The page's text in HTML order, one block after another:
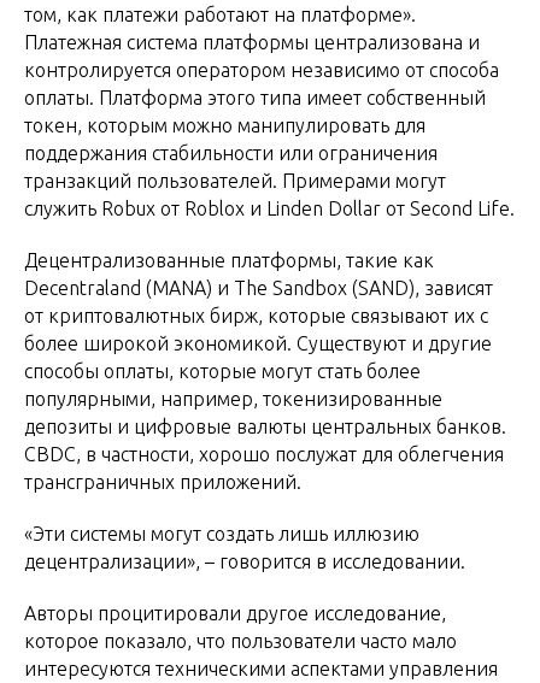
том, как платежи работают на платформе».
Платежная система платформы централизована и
контролируется оператором независимо от способа
оплаты. Платформа этого типа имеет собственный
токен, которым можно манипулировать для
поддержания стабильности или ограничения
транзакций пользователей. Примерами могут
служить Robux от Roblox и Linden Dollar от Second Life.
Децентрализованные платформы, такие как
Decentraland (MANA) и The Sandbox (SAND), зависят
от криптовалютных бирж, которые связывают их с
более широкой экономикой. Существуют и другие
способы оплаты, которые могут стать более
популярными, например, токенизированные
депозиты и цифровые валюты центральных банков.
CBDC, в частности, хорошо послужат для облегчения
трансграничных приложений.
«Эти системы могут создать лишь иллюзию
децентрализации», – говорится в исследовании.
Авторы процитировали другое исследование,
которое показало, что пользователи часто мало
интересуются техническими аспектами управления